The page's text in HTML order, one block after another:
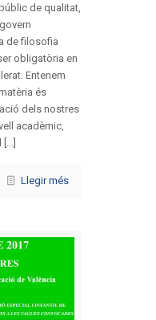
de qualitat,
de filosofia
obligatòria en
Entenem
és
dels nostres
acadèmic,
Llegir més